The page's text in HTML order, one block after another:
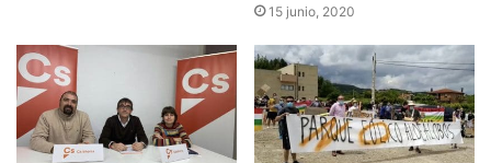
15 junio, 2020